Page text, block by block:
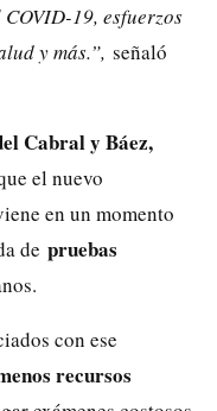
19, esfuerzos
y más.”, señaló
Cabral y Báez,
el nuevo
en un momento
de pruebas
con ese
recursos